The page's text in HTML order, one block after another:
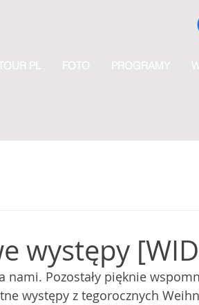
PL FOTO PROGRAMY
występy
nami. Pozostały pięknie
występy z tegorocznych